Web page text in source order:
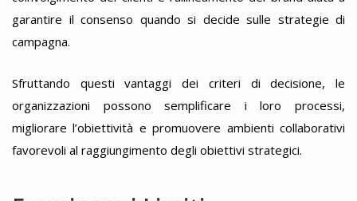
garantire il consenso quando si decide sulle strategie di
campagna.
Sfruttando questi vantaggi dei criteri di decisione, le
organizzazioni possono semplificare i loro processi,
migliorare l’obiettività e promuovere ambienti collaborativi
favorevoli al raggiungimento degli obiettivi strategici.